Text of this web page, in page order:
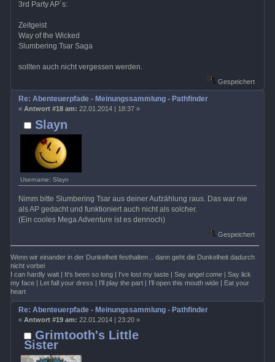
3rd Party AP´s:
Zeitgeist
Way of the Wicked
Slumbering Tsar Saga
sollten auch nicht vergessen werden.
Gespeichert
Slayn
Username: Slayn
Re: Abenteuerpfade - Meinungssammlung - Pathfinder
« Antwort #18 am: 22.01.2014 | 18:37 »
Nimm bitte Slumbering Tsar aus deiner Aufzählung raus. Das war nie
als AP gedacht und funktioniert auch nicht als solcher.
(Ein cooles Mega Adventure ist es dennoch)
Gespeichert
Wenn wir einander in der Dunkelheit festhalten .. dann geht die Dunkelheit dadurch
nicht vorbei
I can hardly wait | It's been so long | I've lost my taste | Say angel come | Say lick
my face | Let fall your dress | I'll play the part | I'll open this mouth wide | Eat your
heart
Grimtooth's Little
Sister
Re: Abenteuerpfade - Meinungssammlung - Pathfinder
« Antwort #19 am: 22.01.2014 | 23:20 »